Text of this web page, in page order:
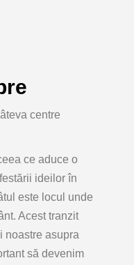
centre
ce aduce o
ideilor în
este locul unde
. Acest tranzit
noastre asupra
să devenim